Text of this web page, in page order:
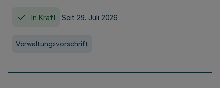
In Kraft Seit 29. Juli 2026
Verwaltungsvorschrift